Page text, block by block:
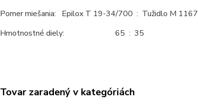
Pomer miešania: Epilox T 19-34/700 : Tužidlo M 1167
Hmotnostné diely: 65 : 35
Tovar zaradený v kategóriách